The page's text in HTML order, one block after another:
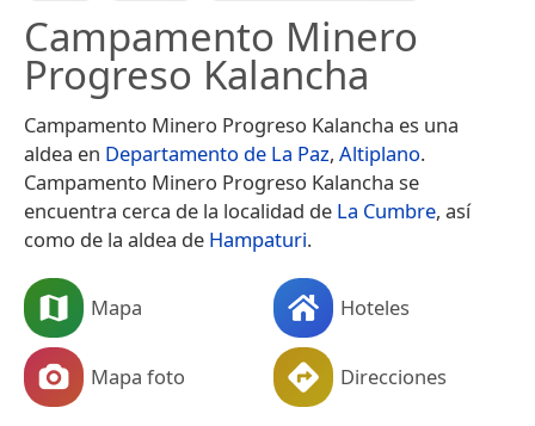
Campamento Minero
Progreso Kalancha
Campamento Minero Progreso Kalancha es una
aldea en Departamento de La Paz, Altiplano.
Campamento Minero Progreso Kalancha se
encuentra cerca de la localidad de La Cumbre, así
como de la aldea de Hampaturi.
Mapa Hoteles
Mapa foto Direcciones